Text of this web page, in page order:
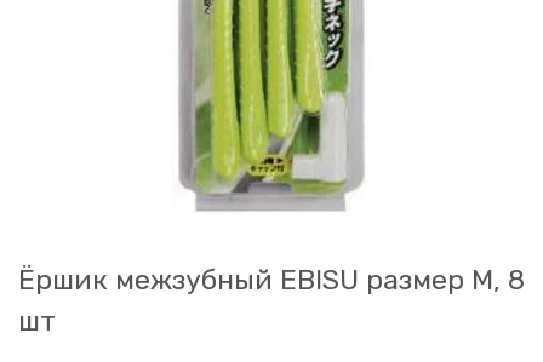
Ёршик межзубный EBISU размер M, 8
шт